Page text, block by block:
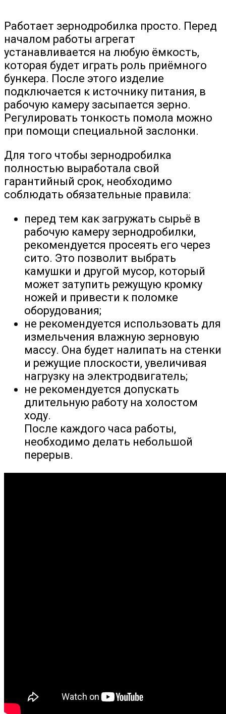
Работает зернодробилка просто. Перед
началом работы агрегат
устанавливается на любую ёмкость,
которая будет играть роль приёмного
бункера. После этого изделие
подключается к источнику питания, в
рабочую камеру засыпается зерно.
Регулировать тонкость помола можно
при помощи специальной заслонки.
Для того чтобы зернодробилка
полностью выработала свой
гарантийный срок, необходимо
соблюдать обязательные правила:
перед тем как загружать сырьё в
рабочую камеру зернодробилки,
рекомендуется просеять его через
сито. Это позволит выбрать
камушки и другой мусор, который
может затупить режущую кромку
ножей и привести к поломке
оборудования;
не рекомендуется использовать для
измельчения влажную зерновую
массу. Она будет налипать на стенки
и режущие плоскости, увеличивая
нагрузку на электродвигатель;
не рекомендуется допускать
длительную работу на холостом
ходу.
После каждого часа работы,
необходимо делать небольшой
перерыв.